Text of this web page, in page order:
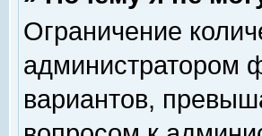
Ограничение
администратором
вариантов,